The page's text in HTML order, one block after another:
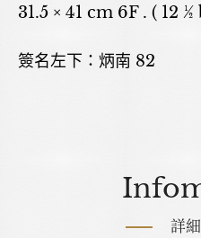
31.5 × 41 cm 6F . ( 12
簽名左下：炳南 82
詳